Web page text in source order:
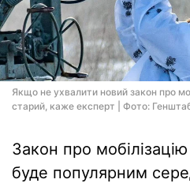
Якщо не ухвалити новий закон про
старий, каже експерт | Фото:
Закон про
буде популярним